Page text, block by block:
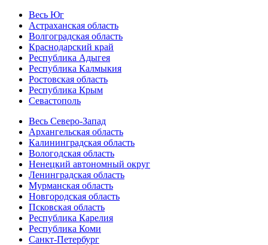
Весь Юг
Астраханская область
Волгоградская область
Краснодарский край
Республика Адыгея
Республика Калмыкия
Ростовская область
Республика Крым
Севастополь
Весь Северо-Запад
Архангельская область
Калининградская область
Вологодская область
Ненецкий автономный округ
Ленинградская область
Мурманская область
Новгородская область
Псковская область
Республика Карелия
Республика Коми
Санкт-Петербург